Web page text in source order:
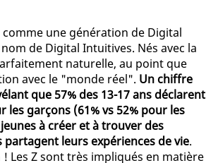
une génération de Digital
de Digital Intuitives. Nés avec la
naturelle, au point que
avec le "monde réel". Un chiffre
que 57% des 13-17 ans déclarent
garçons (61% vs 52% pour les
à créer et à trouver des
leurs expériences de vie.
Les Z sont très impliqués en matière